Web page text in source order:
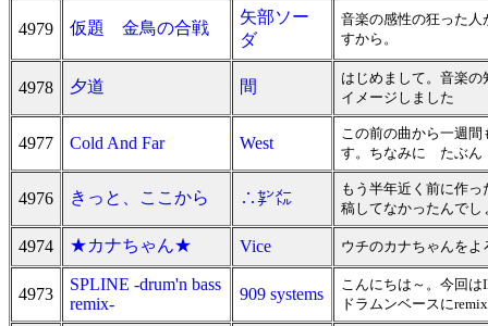
4979 仮題 金鳥の合戦
矢部ソー
ダ
音楽の感性の狂った
すから。
4978 夕道 間
はじめまして。音楽
イメージしました
4977 Cold And Far West
この前の曲から一週
す。ちなみに たぶん
4976 きっと、ここから ∴㌢㍍
もう半年近く前に作
稿してなかったんで
4974 ★カナちゃん★ Vice ウチのカナちゃんを
4973
SPLINE -drum'n bass
remix-
909 systems
こんにちは～。今回
ドラムンベースに